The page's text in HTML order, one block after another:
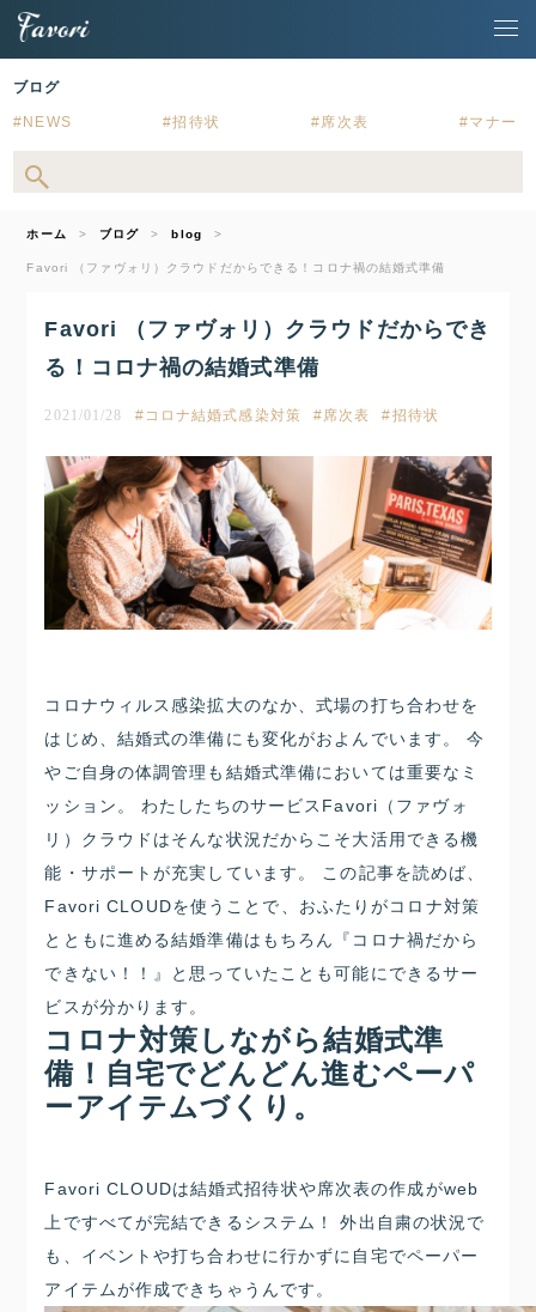
ブログ
NEWS 招待状 席次表 マナー
ホーム ブログ blog
Favori （ファヴォリ）クラウドだからできる！コロナ禍の結婚式準備
Favori （ファヴォリ）クラウドだからでき
る！コロナ禍の結婚式準備
2021/01/28 コロナ結婚式感染対策 席次表 招待状
コロナウィルス感染拡大のなか、式場の打ち合わせを
はじめ、結婚式の準備にも変化がおよんでいます。 今
やご自身の体調管理も結婚式準備においては重要なミ
ッション。 わたしたちのサービスFavori（ファヴォ
リ）クラウドはそんな状況だからこそ大活用できる機
能・サポートが充実しています。 この記事を読めば、
Favori CLOUDを使うことで、おふたりがコロナ対策
とともに進める結婚準備はもちろん『コロナ禍だから
できない！！』と思っていたことも可能にできるサー
ビスが分かります。
コロナ対策しながら結婚式準
備！自宅でどんどん進むペーパ
ーアイテムづくり。
Favori CLOUDは結婚式招待状や席次表の作成がweb
上ですべてが完結できるシステム！ 外出自粛の状況で
も、イベントや打ち合わせに行かずに自宅でペーパー
アイテムが作成できちゃうんです。